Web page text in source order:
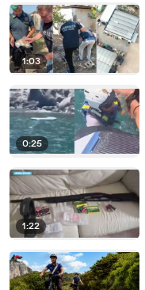
1:03
0:25
1:22